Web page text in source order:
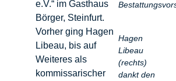
e.V.“ im Gasthaus
Börger, Steinfurt.
Vorher ging Hagen
Libeau, bis auf
Weiteres als
kommissarischer
Hagen
Libeau
(rechts)
dankt den